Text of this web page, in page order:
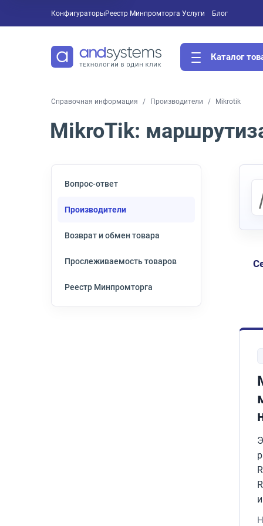
Конфигураторы Услуги
Реестр Минпромторга Блог
Каталог
Справочная информация Производители Mikrotik
MikroTik:
Вопрос-ответ
Производители
Возврат и обмен товара
Прослеживаемость товаров
Реестр Минпромторга